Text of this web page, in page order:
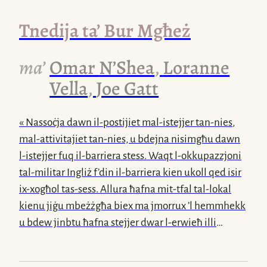
id-dehraul-manjierijagħmlud-differenza
ħajja jew mewt. Kieku ġejt minn jeddi, kont niġi
bil-ġlekkul-ingravatabiexir-rakkonttiegħi ma
jiġix sottovalutat.
Tnedija ta’ Bur Mgħeż
ma’OmarN’Shea, Loranne
Vella,Joe Gatt
« Nassoċja dawn il-postijiet mal-istejjertan-nies,
mal-attivitajiettan-nies, u bdejna nisimgħu dawn
l-istejjerfuq il-barrierastess. Waqt l-okkupazzjoni
tal-militar Ingliż f’din il-barriera kien ukoll qed isir
ix-xogħol tas-sess. Allura ħafna mit-tfal tal-lokal
kienu jiġu mbeżżgħa biex ma jmorrux ’l hemmhekk
u bdew jinbtu ħafna stejjer dwar l-erwieħ illi